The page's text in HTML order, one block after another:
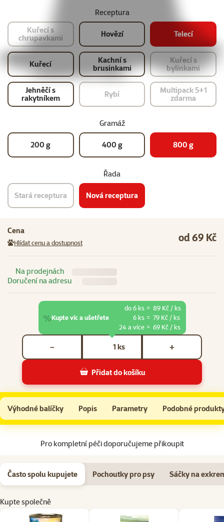
Receptura
Kuřecí s
chrupavkami
Hovězí Telecí
Kuřecí
Kachní s
brusinkami
Kuřecí s
bylinkami
Jehněčí s
rakytníkem
Rybí
Multipack 5+1
zdarma
Gramáž
200 g 400 g 800 g
Řada
Stará receptura Nová receptura
Cena
Hlídat cenu a dostupnost od 69 Kč
Na prodejnách
Doručení na adresu
ks
− +
%Kupte víc a ušetřete
do 6 ks = 89 Kč / ks
6 ks = 79 Kč / ks
24 a více = 69 Kč / ks
Přidat do košíku
Konzerva Ontario Adult telecí pate s příchutí kurkumy 800g
Do košíku
Výhodné balíčky Popis Parametry Podobné
Na začátek stránky
Pro kompletní péči doporučujeme přikoupit
Často spolu kupujete Pochoutky pro psy Sáčky na
Kupte společně